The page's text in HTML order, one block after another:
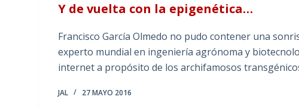
Y de vuelta con la epigenética…
Francisco García Olmedo no pudo contener una
experto mundial en ingeniería agrónoma y
internet a propósito de los archifamosos
JAL 27 MAYO 2016